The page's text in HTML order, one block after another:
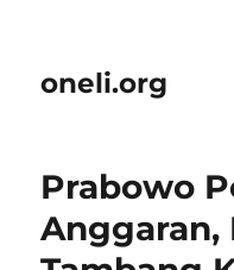
oneli.org
Prabowo
Anggaran,